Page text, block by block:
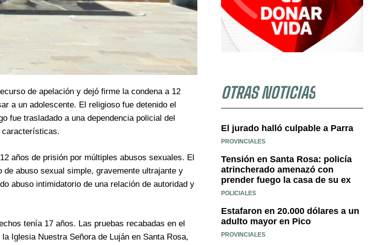
de apelación y dejó firme la condena a 12
a un adolescente. El religioso fue detenido el
fue trasladado a una dependencia policial del
características.
años de prisión por múltiples abusos sexuales. El
abuso sexual simple, gravemente ultrajante y
abuso intimidatorio de una relación de autoridad y
tenía 17 años. Las pruebas recabadas en el
Iglesia Nuestra Señora de Luján en Santa Rosa,
OTRAS NOTICIAS
El jurado halló culpable a Parra
PROVINCIALES
Tensión en Santa Rosa: policía
atrincherado amenazó con
prender fuego la casa de su ex
POLICIALES
Estafaron en 20.000 dólares a un
adulto mayor en Pico
PROVINCIALES